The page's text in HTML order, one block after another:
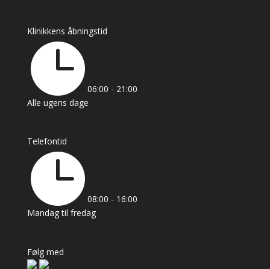
Klinikkens åbningstid
 06:00 - 21:00
Alle ugens dage
Telefontid
 08:00 - 16:00
Mandag til fredag
Følg med